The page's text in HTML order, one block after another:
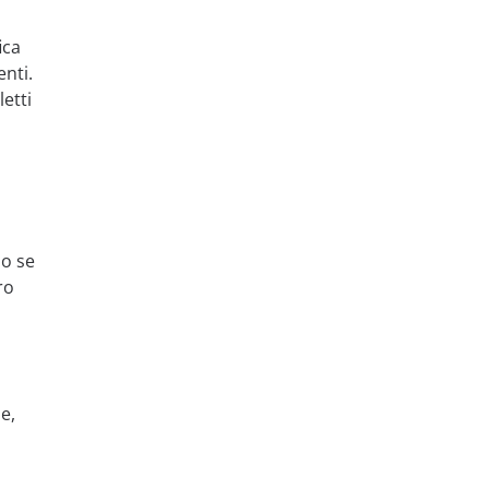
se